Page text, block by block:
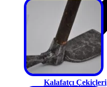
Kalafatçı Çekiçleri